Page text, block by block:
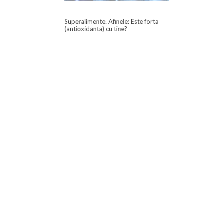
Superalimente. Afinele: Este forta
(antioxidanta) cu tine?